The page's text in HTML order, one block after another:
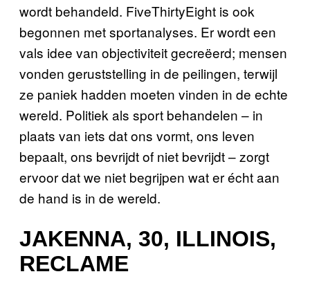
wordt behandeld. FiveThirtyEight is ook
begonnen met sportanalyses. Er wordt een
vals idee van objectiviteit gecreëerd; mensen
vonden geruststelling in de peilingen, terwijl
ze paniek hadden moeten vinden in de echte
wereld. Politiek als sport behandelen – in
plaats van iets dat ons vormt, ons leven
bepaalt, ons bevrijdt of niet bevrijdt – zorgt
ervoor dat we niet begrijpen wat er écht aan
de hand is in de wereld.
JAKENNA, 30, ILLINOIS,
RECLAME